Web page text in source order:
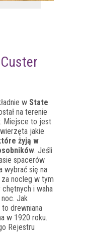
w State
na terenie
Miejsce to jest
jakie
żyją w
. Jeśli
spacerów
wybrać się na
za nocleg w tym
i waha
Jak
drewniana
w 1920 roku.
Rejestru